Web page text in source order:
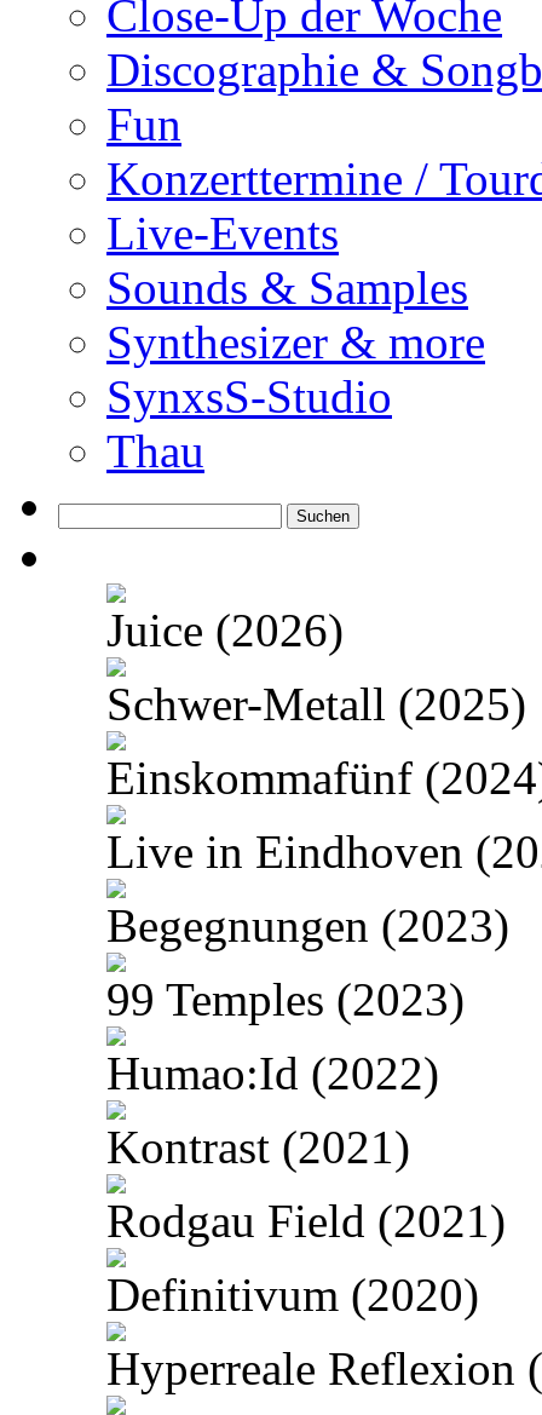
Close-Up der Woche
Discographie &
Fun
Konzerttermine /
Live-Events
Sounds & Samples
Synthesizer & more
SynxsS-Studio
Thau
nach:
Juice (2026)
Schwer-Metall (2025)
Einskommafünf
Live in Eindhoven
Begegnungen (2023)
99 Temples (2023)
Humao:Id (2022)
Kontrast (2021)
Rodgau Field (2021)
Definitivum (2020)
Hyperreale Reflexion